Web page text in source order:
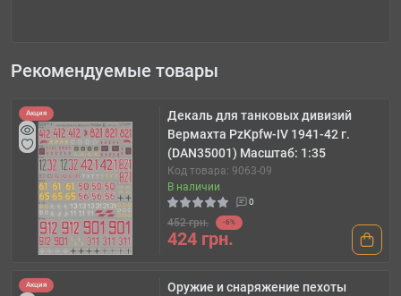
Рекомендуемые товары
Акция
Декаль для танковых дивизий
Вермахта PzKpfw-IV 1941-42 г.
(DAN35001) Масштаб: 1:35
Код товара: 9063-09
В наличии
0
452 грн. -6%
424 грн.
Акция
Оружие и снаряжение пехоты